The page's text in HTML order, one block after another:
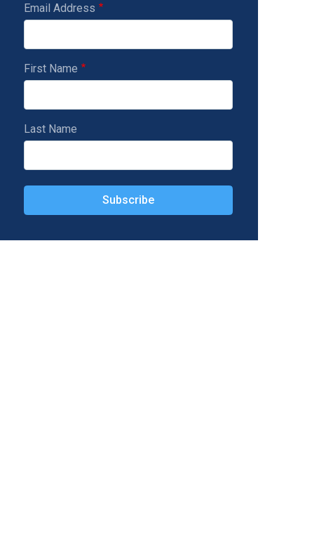
Email Address
First Name
Last Name